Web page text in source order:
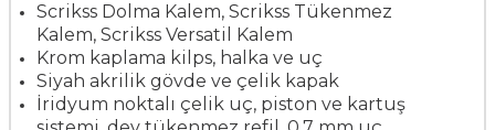
Scrikss Dolma Kalem, Scrikss Tükenmez
Kalem, Scrikss Versatil Kalem
Krom kaplama kilps, halka ve uç
Siyah akrilik gövde ve çelik kapak
İridyum noktalı çelik uç, piston ve kartuş